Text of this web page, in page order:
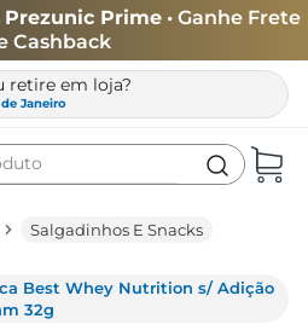
Prezunic Prime • Ganhe Frete
Cashback
retire em loja?
Janeiro
Salgadinhos E Snacks
Best Whey Nutrition s/ Adição
32g